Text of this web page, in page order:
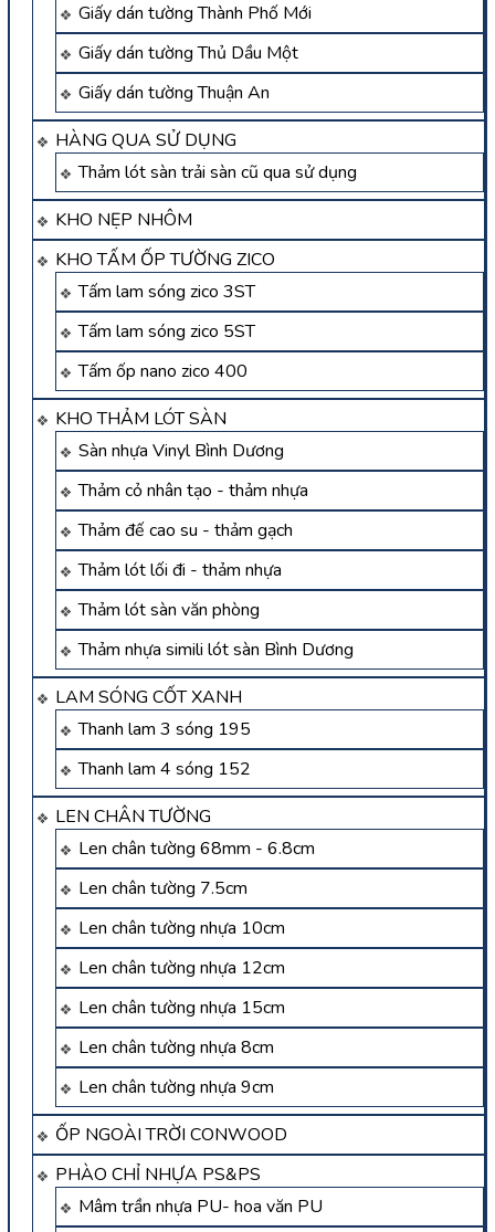
Giấy dán tường Thành Phố Mới
Giấy dán tường Thủ Dầu Một
Giấy dán tường Thuận An
HÀNG QUA SỬ DỤNG
Thảm lót sàn trải sàn cũ qua sử dụng
KHO NẸP NHÔM
KHO TẤM ỐP TƯỜNG ZICO
Tấm lam sóng zico 3ST
Tấm lam sóng zico 5ST
Tấm ốp nano zico 400
KHO THẢM LÓT SÀN
Sàn nhựa Vinyl Bình Dương
Thảm cỏ nhân tạo - thảm nhựa
Thảm đế cao su - thảm gạch
Thảm lót lối đi - thảm nhựa
Thảm lót sàn văn phòng
Thảm nhựa simili lót sàn Bình Dương
LAM SÓNG CỐT XANH
Thanh lam 3 sóng 195
Thanh lam 4 sóng 152
LEN CHÂN TƯỜNG
Len chân tường 68mm - 6.8cm
Len chân tường 7.5cm
Len chân tường nhựa 10cm
Len chân tường nhựa 12cm
Len chân tường nhựa 15cm
Len chân tường nhựa 8cm
Len chân tường nhựa 9cm
ỐP NGOÀI TRỜI CONWOOD
PHÀO CHỈ NHỰA PS&PS
Mâm trần nhựa PU- hoa văn PU